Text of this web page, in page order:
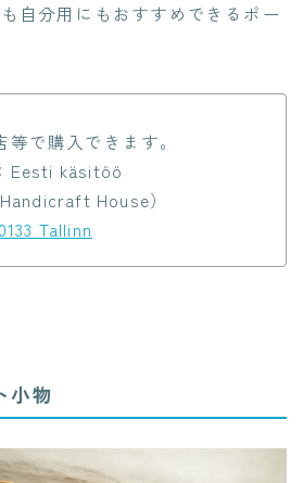
自分用にもおすすめできるポー
で購入できます。
Eesti käsitöö
House）
Tallinn
小物